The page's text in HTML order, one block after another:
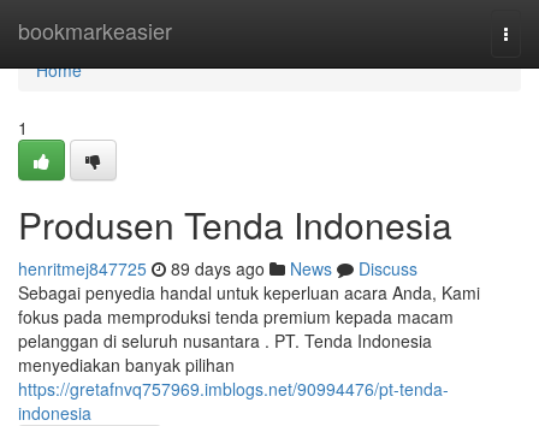
bookmarkeasier
Home
Home
1
Produsen Tenda Indonesia
henritmej847725 89 days ago News
Discuss
Sebagai penyedia handal untuk keperluan acara Anda, Kami
fokus pada memproduksi tenda premium kepada macam
pelanggan di seluruh nusantara . PT. Tenda Indonesia
menyediakan banyak pilihan
https://gretafnvq757969.imblogs.net/90994476/pt-tenda-
indonesia